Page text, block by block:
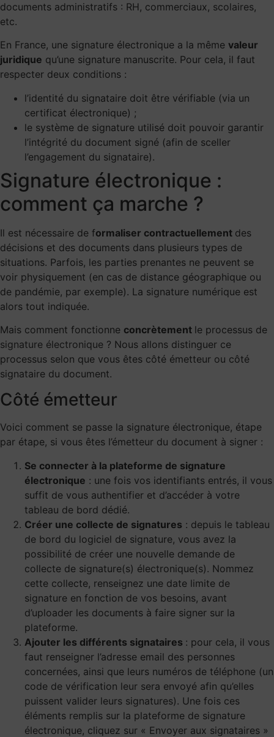
documents administratifs : RH, commerciaux, scolaires,
etc.
En France, une signature électronique a la même valeur
juridique qu’une signature manuscrite. Pour cela, il faut
respecter deux conditions :
l’identité du signataire doit être vérifiable (via un
certificat électronique) ;
le système de signature utilisé doit pouvoir garantir
l’intégrité du document signé (afin de sceller
l’engagement du signataire).
Signature électronique :
comment ça marche ?
Il est nécessaire de formaliser contractuellement des
décisions et des documents dans plusieurs types de
situations. Parfois, les parties prenantes ne peuvent se
voir physiquement (en cas de distance géographique ou
de pandémie, par exemple). La signature numérique est
alors tout indiquée.
Mais comment fonctionne concrètement le processus de
signature électronique ? Nous allons distinguer ce
processus selon que vous êtes côté émetteur ou côté
signataire du document.
Côté émetteur
Voici comment se passe la signature électronique, étape
par étape, si vous êtes l’émetteur du document à signer :
Se connecter à la plateforme de signature
électronique : une fois vos identifiants entrés, il vous
suffit de vous authentifier et d’accéder à votre
tableau de bord dédié.
Créer une collecte de signatures : depuis le tableau
de bord du logiciel de signature, vous avez la
possibilité de créer une nouvelle demande de
collecte de signature(s) électronique(s). Nommez
cette collecte, renseignez une date limite de
signature en fonction de vos besoins, avant
d’uploader les documents à faire signer sur la
plateforme.
Ajouter les différents signataires : pour cela, il vous
faut renseigner l’adresse email des personnes
concernées, ainsi que leurs numéros de téléphone (un
code de vérification leur sera envoyé afin qu’elles
puissent valider leurs signatures). Une fois ces
éléments remplis sur la plateforme de signature
électronique, cliquez sur « Envoyer aux signataires »